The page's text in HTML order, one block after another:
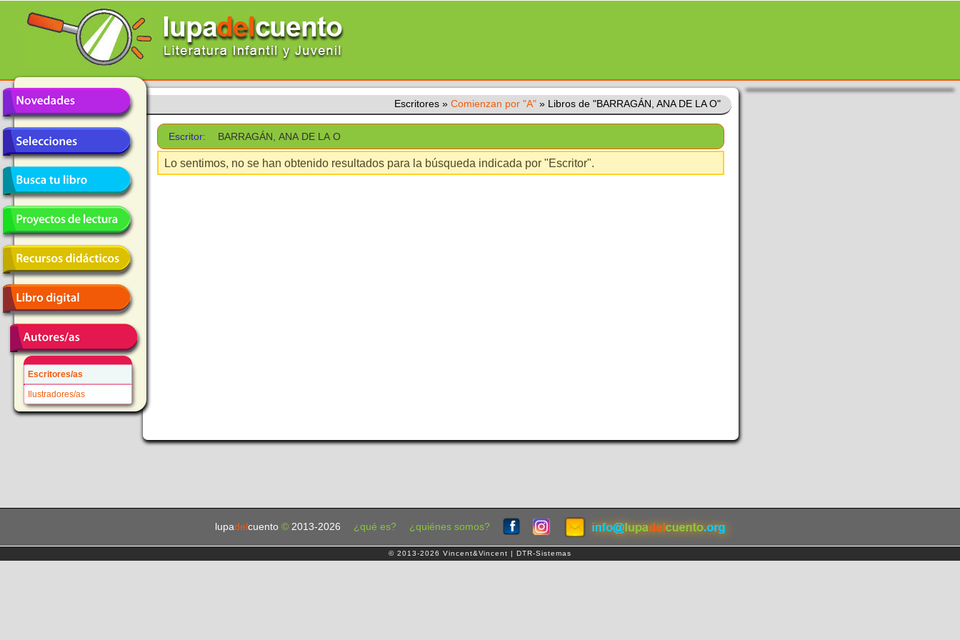
Escritores/as
Ilustradores/as
Escritores » Comienzan por "A" » Libros de "BARRAGÁN, ANA DE LA O"
Escritor: BARRAGÁN, ANA DE LA O
Lo sentimos, no se han obtenido resultados para la búsqueda indicada por "Escritor".
lupadel cuento © 2013-2026 ¿qué es? ¿quiénes somos?
© 2013-2026 Vincent&Vincent | DTR-Sistemas